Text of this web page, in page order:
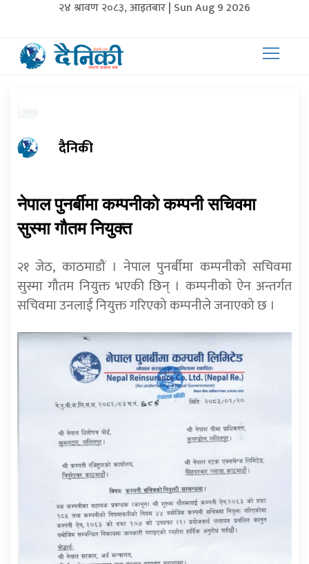
२४ श्रावण २०८३, आइतबार | Sun Aug 9 2026
दैनिकी
नेपाल पुनर्बीमा कम्पनीको कम्पनी सचिवमा
सुस्मा गौतम नियुक्त
२१ जेठ, काठमाडौं । नेपाल पुनर्बीमा कम्पनीको सचिवमा
सुस्मा गौतम नियुक्त भएकी छिन् । कम्पनीको ऐन अन्तर्गत
सचिवमा उनलाई नियुक्त गरिएको कम्पनीले जनाएको छ ।